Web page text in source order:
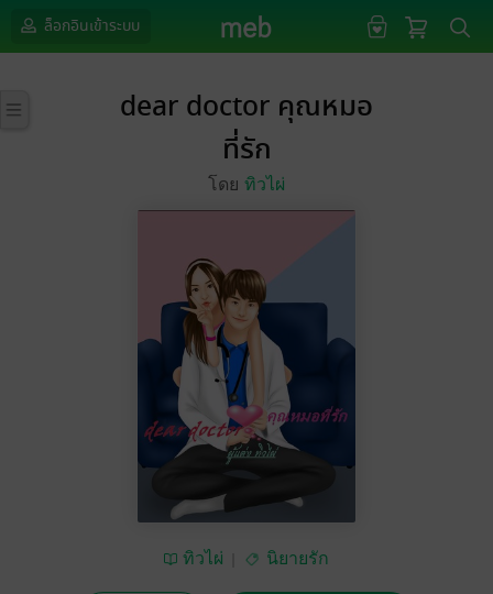
ล็อกอินเข้าระบบ
dear doctor คุณหมอ
ที่รัก
โดย ทิวไผ่
ทิวไผ่ นิยายรัก